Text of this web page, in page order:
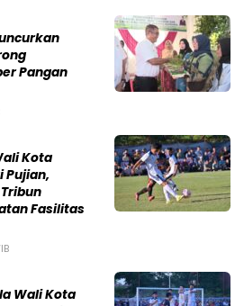
Pangan
Kota
Pujian,
Fasilitas
Wali Kota